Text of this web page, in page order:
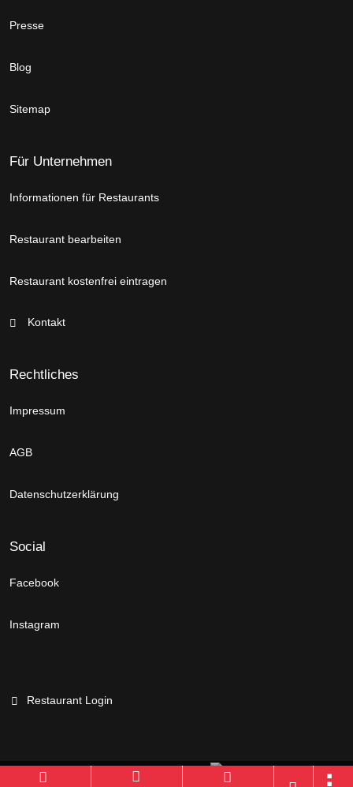
Presse
Blog
Sitemap
Für Unternehmen
Informationen für Restaurants
Restaurant bearbeiten
Restaurant kostenfrei eintragen
Kontakt
Rechtliches
Impressum
AGB
Datenschutzerklärung
Social
Facebook
Instagram
Restaurant Login
Branchenportal Software made in Germany